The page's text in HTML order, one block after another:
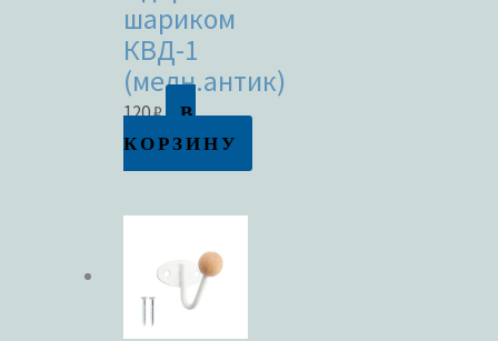
шариком
КВД-1
(медн.антик)
120₽
В
КОРЗИНУ